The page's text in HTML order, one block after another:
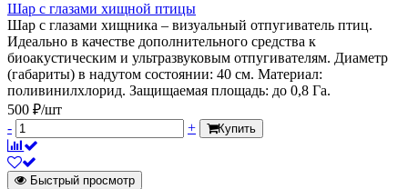
Шар с глазами хищной птицы
Шар с глазами хищника – визуальный отпугиватель птиц.
Идеально в качестве дополнительного средства к
биоакустическим и ультразвуковым отпугивателям. Диаметр
(габариты) в надутом состоянии: 40 см. Материал:
поливинилхлорид. Защищаемая площадь: до 0,8 Га.
500 ₽/шт
-
+ Купить
Быстрый просмотр